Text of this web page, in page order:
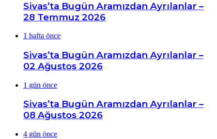
Sivas’ta Bugün Aramızdan Ayrılanlar –
28 Temmuz 2026
1 hafta önce
Sivas’ta Bugün Aramızdan Ayrılanlar –
02 Ağustos 2026
1 gün önce
Sivas’ta Bugün Aramızdan Ayrılanlar –
08 Ağustos 2026
4 gün önce